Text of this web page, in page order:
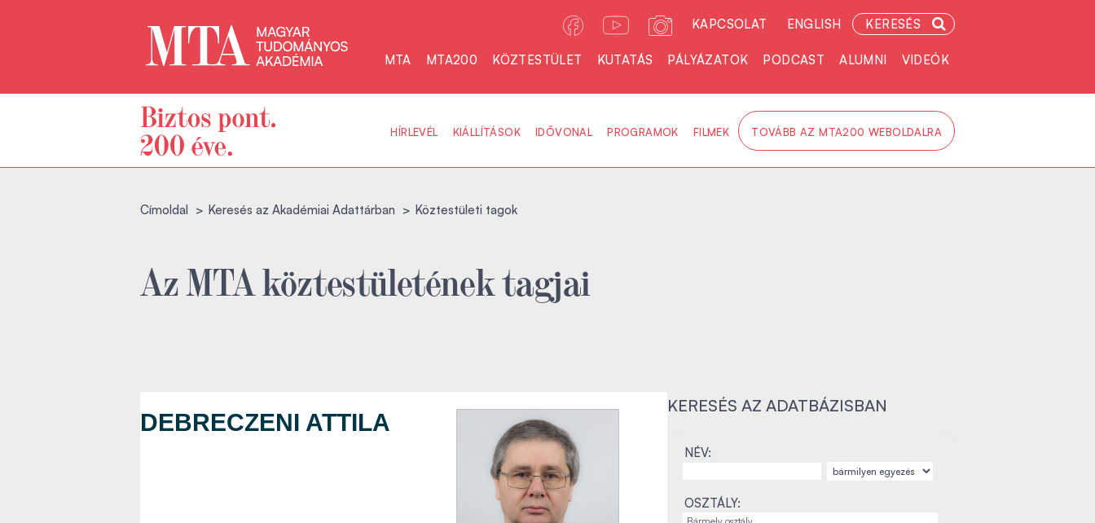
KAPCSOLAT ENGLISH KERESÉS
MTA MTA200 KÖZTESTÜLET KUTATÁS PÁLYÁZATOK PODCAST ALUMNI VIDEÓK
HÍRLEVÉL KIÁLLÍTÁSOK IDŐVONAL PROGRAMOK FILMEK TOVÁBB AZ MTA200 WEBOLDALRA
Címoldal Keresés az Akadémiai Adattárban Köztestületi tagok
Az MTA köztestületének tagjai
DEBRECZENI ATTILA
KERESÉS AZ ADATBÁZISBAN
NÉV:
OSZTÁLY: